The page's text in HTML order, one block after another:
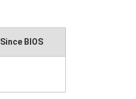
Since BIOS